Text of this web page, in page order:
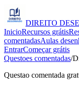
DIREITO
InicioRecursos grátis
comentadasAulas
EntrarComeçar grátis
Questoes comentadas/
Questao comentada